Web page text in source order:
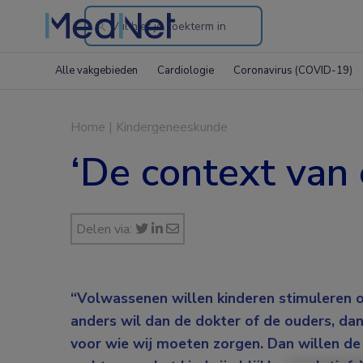
Search
the
Alle vakgebieden Cardiologie Coronavirus (COVID-19)
Home | Kindergeneeskunde
‘De context
Delen via:
“Volwassenen willen kinderen stimuleren
anders wil dan de dokter of de ouders,
voor wie wij moeten zorgen. Dan willen